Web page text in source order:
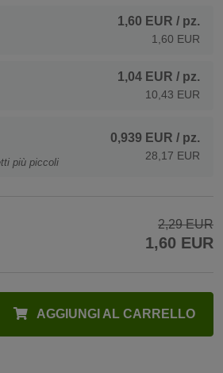
1,60 EUR / pz.
1,60 EUR
1,04 EUR / pz.
10,43 EUR
più piccoli
0,939 EUR / pz.
28,17 EUR
2,29 EUR
1,60 EUR
AGGIUNGI AL CARRELLO